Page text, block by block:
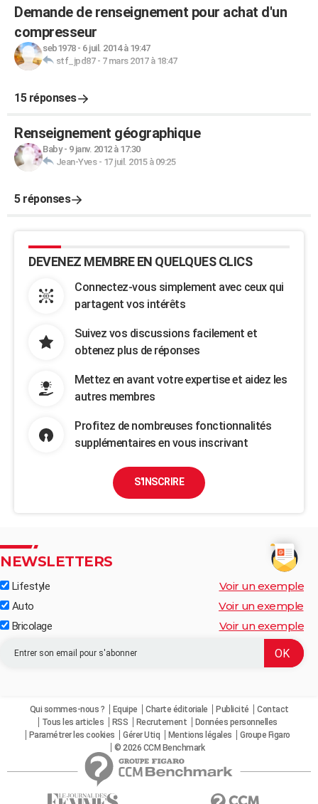
Demande de renseignement pour achat d'un
compresseur
seb1978- 6 juil. 2014 à 19:47
stf_jpd87- 7 mars 2017 à 18:47
15 réponses
Renseignement géographique
Baby- 9 janv. 2012 à 17:30
Jean-Yves- 17 juil. 2015 à 09:25
5 réponses
DEVENEZ MEMBRE EN QUELQUES CLICS
Connectez-vous simplement avec ceux qui
partagent vos intérêts
Suivez vos discussions facilement et
obtenez plus de réponses
Mettez en avant votre expertise et aidez les
autres membres
Profitez de nombreuses fonctionnalités
supplémentaires en vous inscrivant
S'INSCRIRE
NEWSLETTERS
Lifestyle Voir un exemple
Auto Voir un exemple
Bricolage Voir un exemple
Qui sommes-nous ? Equipe Charte éditoriale Publicité
Contact
Tous les articles
RSS Recrutement
Données personnelles
Paramétrer les cookies
Gérer Utiq Mentions légales
Groupe Figaro
© 2026 CCM Benchmark